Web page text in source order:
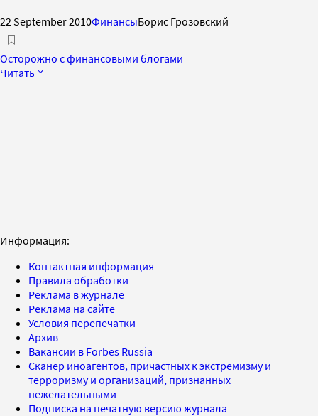
22 September 2010ФинансыБорис Грозовский
Осторожно с финансовыми блогами
Читать
Информация:
Контактная информация
Правила обработки
Реклама в журнале
Реклама на сайте
Условия перепечатки
Архив
Вакансии в Forbes Russia
Сканер иноагентов, причастных к экстремизму и
терроризму и организаций, признанных
нежелательными
Подписка на печатную версию журнала